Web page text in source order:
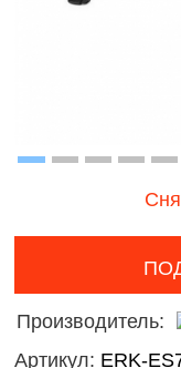
Производитель:
Артикул: ERK-